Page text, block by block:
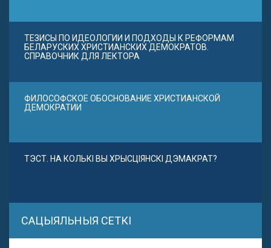
ТЕЗИСЫ ПО ИДЕОЛОГИИ И ПОДХОДЫ К РЕФОРМАМ
БЕЛАРУСКИХ ХРИСТИАНСКИХ ДЕМОКРАТОВ.
СПРАВОЧНИК ДЛЯ ЛЕКТОРА
ФИЛОСОФСКОЕ ОБОСНОВАНИЕ ХРИСТИАНСКОЙ
ДЕМОКРАТИИ
ТЭСТ. НА КОЛЬКІ ВЫ ХРЫСЦІЯНСКІ ДЭМАКРАТ?
САЦЫЯЛЬНЫЯ СЕТКІ